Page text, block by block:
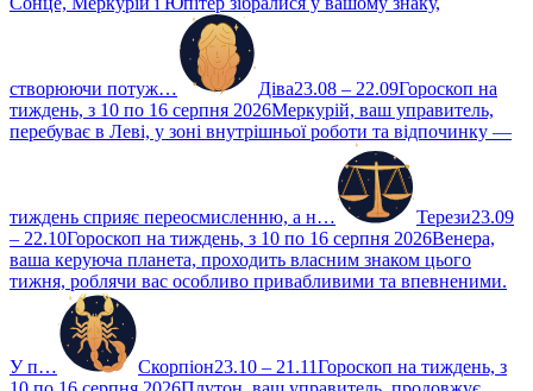
створюючи потуж… Діва23.08 – 22.09Гороскоп на
тиждень, з 10 по 16 серпня 2026Меркурій, ваш управитель,
перебуває в Леві, у зоні внутрішньої роботи та відпочинку —
тиждень сприяє переосмисленню, а н… Терези23.09
– 22.10Гороскоп на тиждень, з 10 по 16 серпня 2026Венера,
ваша керуюча планета, проходить власним знаком цього
тижня, роблячи вас особливо привабливими та впевненими.
У п… Скорпіон23.10 – 21.11Гороскоп на тиждень, з